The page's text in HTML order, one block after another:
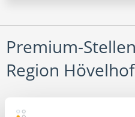
Premium-
Region